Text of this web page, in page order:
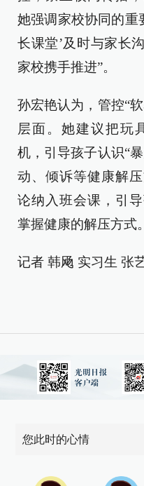
她强调家校协同的重
长课堂’及时与家长
家校携手推进”。
孙宏艳认为，管控“
层面。她建议把玩
机，引导孩子认识“
动、倾诉等健康解
论纳入班会课，引
掌握健康的解压方式。
记者 韩飏 实习生 张
您此时的心情